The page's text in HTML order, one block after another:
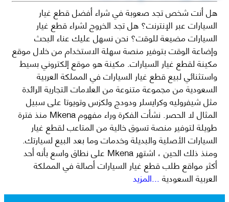
هل أنت شخص تجد صعوبة في شراء أفضل قطع غيار
السيارات عبر الإنترنت؟ هل تجد الخروج لشراء قطع غيار
السيارات مضيعة للوقت؟ نحن نسهل عليك عناء البحث
وإضاعة الوقت بتوفير منصة سهلة الاستخدام من خلال موقع
مكينة لقطع غيار السيارات. مكينة هو موقع إلكتروني بسيط
واستثنائي لبيع قطع غيار السيارات في المملكة العربية
السعودية من مجموعة متنوعة من العلامات التجارية الرائدة
مثل شيفروليه وكرايسلر ودودج ولكزس وتويوتا على سبيل
المثال لا الحصر. نشأت الفكرة وراء مفهوم Mkena منذ فترة
طويلة لتوفير منصة تسوق خالية من المتاعب لقطع غيار
السيارات الأصلية والبديلة وخدمات وما بعد البيع لسيارتك.
ومنذ ذلك الحين ، اشتهر Mkena على نطاق واسع بأنه أحد
أكثر مواقع طلب قطع غيار السيارات أصالة في المملكة
العربية السعودية...المزيد